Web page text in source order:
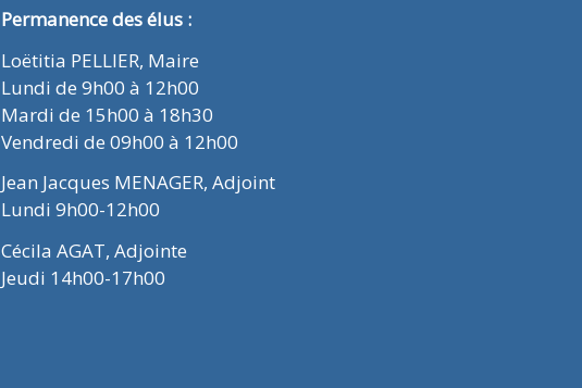
Permanence des élus :
Loëtitia PELLIER, Maire
Lundi de 9h00 à 12h00
Mardi de 15h00 à 18h30
Vendredi de 09h00 à 12h00
Jean Jacques MENAGER, Adjoint
Lundi 9h00-12h00
Cécila AGAT, Adjointe
Jeudi 14h00-17h00